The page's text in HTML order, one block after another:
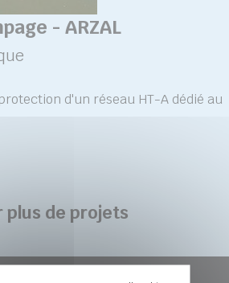
- ARZAL
d'un réseau HT-A dédié au
plus de projets